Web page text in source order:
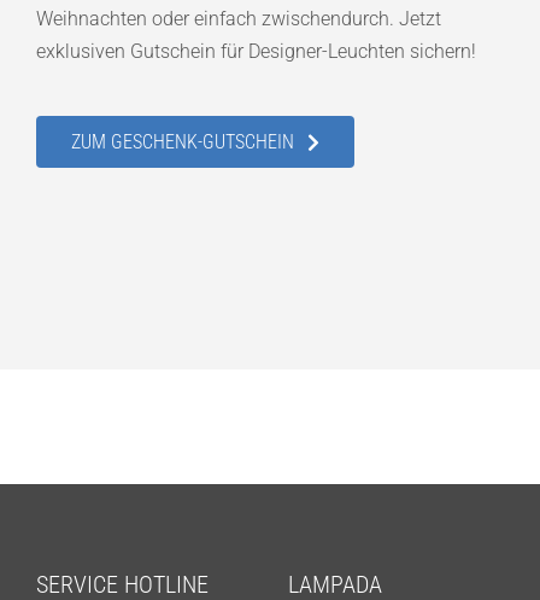
Weihnachten oder einfach zwischendurch. Jetzt
exklusiven Gutschein für Designer-Leuchten sichern!
ZUM GESCHENK-GUTSCHEIN
SERVICE HOTLINE LAMPADA